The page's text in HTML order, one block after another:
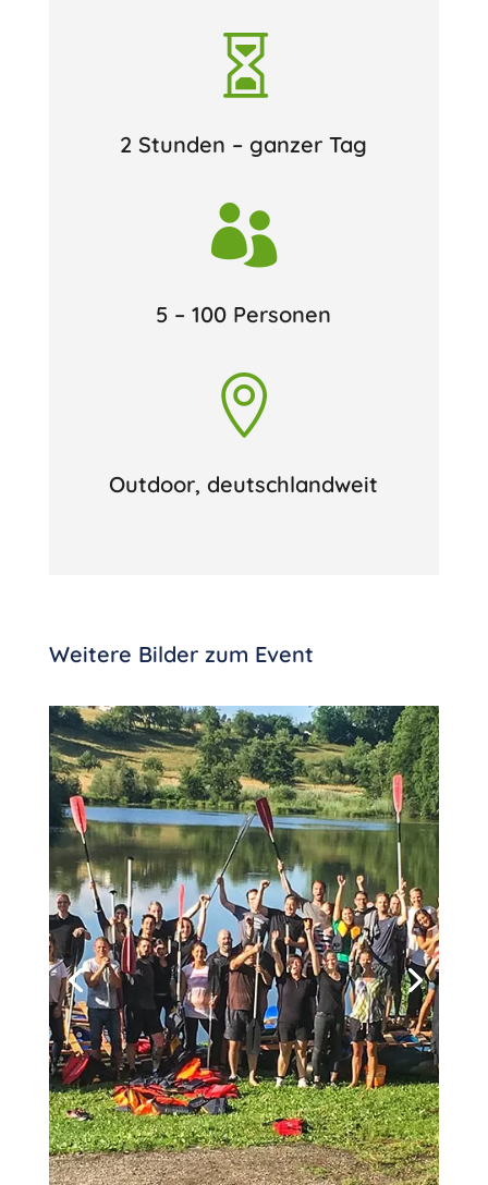

2 Stunden – ganzer Tag

5 – 100 Personen

Outdoor, deutschlandweit
Weitere Bilder zum Event